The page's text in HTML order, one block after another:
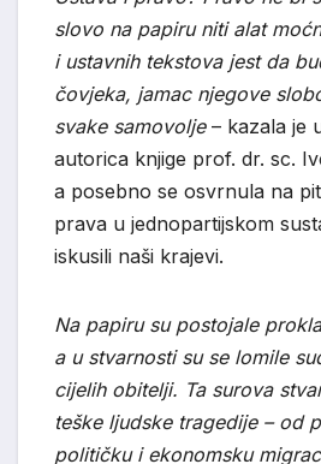
slovo na papiru niti alat
i ustavnih tekstova jest da
čovjeka, jamac njegove
svake samovolje– kazala je
autorica knjige prof. dr. sc.
a posebno se osvrnula na
prava u jednopartijskom
iskusili naši krajevi.
Na papiru su postojale
a u stvarnosti su se lomile
cijelih obitelji. Ta surova
teške ljudske tragedije – od
političku i ekonomsku